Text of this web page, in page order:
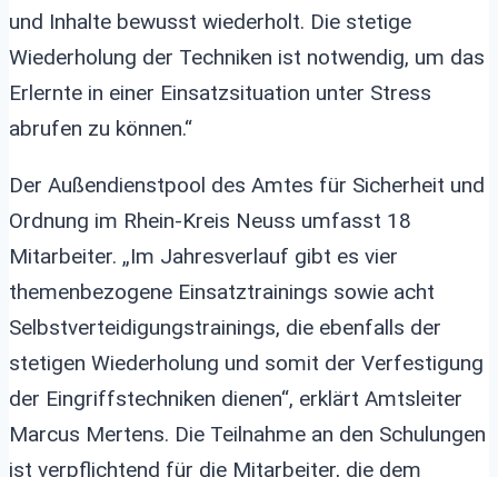
und Inhalte bewusst wiederholt. Die stetige
Wiederholung der Techniken ist notwendig, um das
Erlernte in einer Einsatzsituation unter Stress
abrufen zu können.“
Der Außendienstpool des Amtes für Sicherheit und
Ordnung im Rhein-Kreis Neuss umfasst 18
Mitarbeiter. „Im Jahresverlauf gibt es vier
themenbezogene Einsatztrainings sowie acht
Selbstverteidigungstrainings, die ebenfalls der
stetigen Wiederholung und somit der Verfestigung
der Eingriffstechniken dienen“, erklärt Amtsleiter
Marcus Mertens. Die Teilnahme an den Schulungen
ist verpflichtend für die Mitarbeiter, die dem